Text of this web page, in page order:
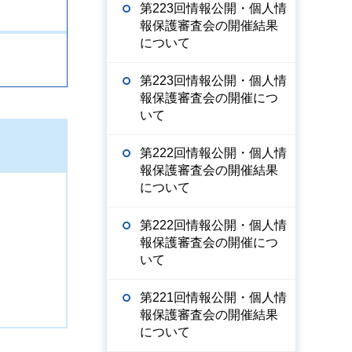
第223回情報公開・個人情
報保護審査会の開催結果
について
第223回情報公開・個人情
報保護審査会の開催につ
いて
第222回情報公開・個人情
報保護審査会の開催結果
について
第222回情報公開・個人情
報保護審査会の開催につ
いて
第221回情報公開・個人情
報保護審査会の開催結果
について